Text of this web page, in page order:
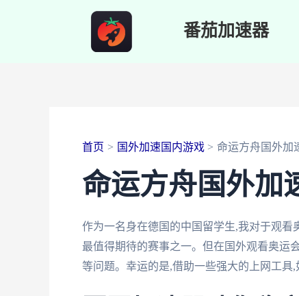
番茄加速器
首页 国外加速国内游戏 命运方舟国外加
命运方舟国外加
作为一名身在德国的中国留学生,我对于观
最值得期待的赛事之一。但在国外观看奥运
等问题。幸运的是,借助一些强大的上网工具